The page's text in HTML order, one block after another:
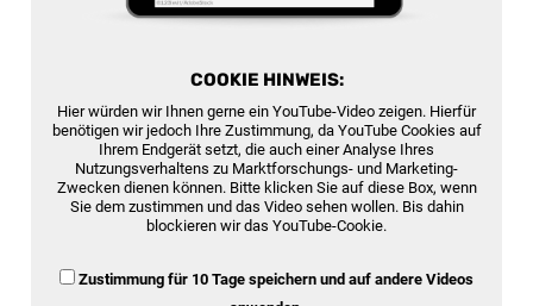
COOKIE HINWEIS:
Hier würden wir Ihnen gerne ein YouTube-Video zeigen. Hierfür
benötigen wir jedoch Ihre Zustimmung, da YouTube Cookies auf
Ihrem Endgerät setzt, die auch einer Analyse Ihres
Nutzungsverhaltens zu Marktforschungs- und Marketing-
Zwecken dienen können. Bitte klicken Sie auf diese Box, wenn
Sie dem zustimmen und das Video sehen wollen. Bis dahin
blockieren wir das YouTube-Cookie.
Zustimmung für 10 Tage speichern und auf andere Videos